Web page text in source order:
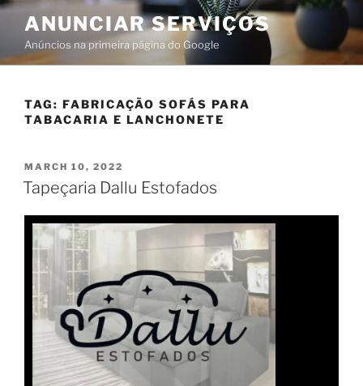
ANUNCIAR SERVIÇOS
Anúncios na primeira página do Google
TAG: FABRICAÇÃO SOFÁS PARA
TABACARIA E LANCHONETE
MARCH 10, 2022
Tapeçaria Dallu Estofados